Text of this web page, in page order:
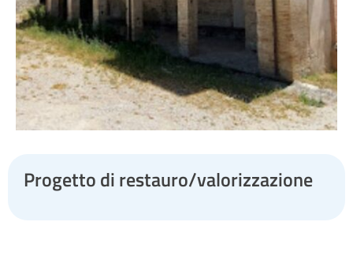
Progetto di restauro/valorizzazione